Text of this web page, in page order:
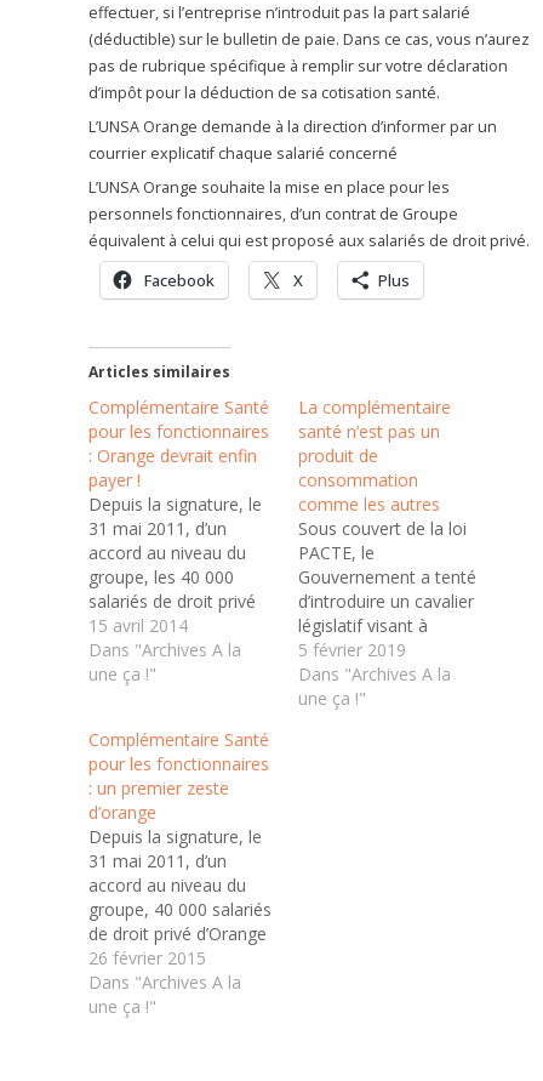
effectuer, si l’entreprise n’introduit pas la part salarié
(déductible) sur le bulletin de paie. Dans ce cas, vous n’aurez
pas de rubrique spécifique à remplir sur votre déclaration
d’impôt pour la déduction de sa cotisation santé.
L’UNSA Orange demande à la direction d’informer par un
courrier explicatif chaque salarié concerné
L’UNSA Orange souhaite la mise en place pour les
personnels fonctionnaires, d’un contrat de Groupe
équivalent à celui qui est proposé aux salariés de droit privé.
Facebook X Plus
Articles similaires
Complémentaire Santé
pour les fonctionnaires
: Orange devrait enfin
payer !
Depuis la signature, le
31 mai 2011, d’un
accord au niveau du
groupe, les 40 000
salariés de droit privé
d’Orange bénéficient
d’une participation de
l’employeur à hauteur
L’UNSA , comme
l’ensemble des
organisations
syndicales, revendique
pour les fonctionnaires
d’Orange l’extension du
contrat…
15 avril 2014
Dans "Archives A la
une ça !"
La complémentaire
santé n’est pas un
produit de
consommation
comme les autres
Sous couvert de la loi
PACTE, le
Gouvernement a tenté
d’introduire un cavalier
législatif visant à
rendre possible la
résiliation de la
complémentaire santé
5 février 2019
Dans "Archives A la
une ça !"
Complémentaire Santé
pour les fonctionnaires
: un premier zeste
d’orange
Depuis la signature, le
31 mai 2011, d’un
accord au niveau du
groupe, 40 000 salariés
de droit privé d’Orange
bénéficient d’une
participation de
l’employeur à hauteur
26 février 2015
Dans "Archives A la
une ça !"